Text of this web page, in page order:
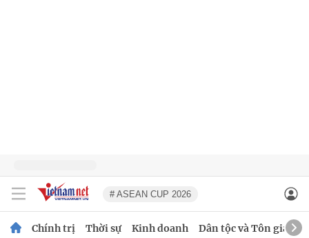
# ASEAN CUP 2026
Chính trị Thời sự Kinh doanh Dân tộc và Tôn giáo